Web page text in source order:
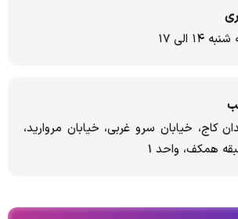
الی ۱۷
کاج، خیابان سرو غربی، خیابان مروارید،